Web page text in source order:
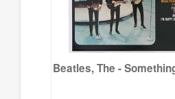
Beatles, The -